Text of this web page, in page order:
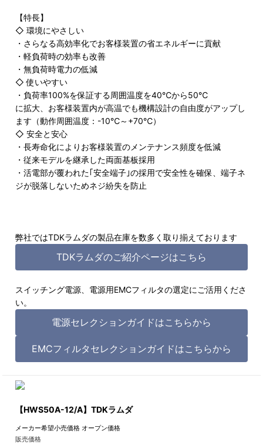
【特長】
◇ 環境にやさしい
・さらなる高効率化でお客様装置の省エネルギーに貢献
・軽負荷時の効率も改善
・無負荷時電力の低減
◇ 使いやすい
・負荷率100%を保証する周囲温度を40℃から50℃
に拡大、お客様装置内が高温でも機構設計の自由度がアップし
ます（動作周囲温度：-10℃～+70℃）
◇ 安全と安心
・長寿命化によりお客様装置のメンテナンス頻度を低減
・従来モデルを継承した両面基板採用
・活電部が覆われた｢安全端子｣の採用で安全性を確保、端子ネ
ジが脱落しないためネジ紛失を防止
弊社ではTDKラムダの製品在庫を数多く取り揃えております
TDKラムダのご紹介ページはこちら
スイッチング電源、電源用EMCフィルタの選定にご活用くださ
い。
電源セレクションガイドはこちらから
EMCフィルタセレクションガイドはこちらから
【HWS50A-12/A】TDKラムダ
メーカー希望小売価格 オープン価格
販売価格